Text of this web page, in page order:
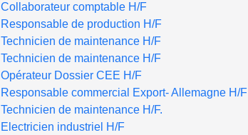
Collaborateur comptable H/F
Responsable de production H/F
Technicien de maintenance H/F
Technicien de maintenance H/F
Opérateur Dossier CEE H/F
Responsable commercial Export- Allemagne H/F
Technicien de maintenance H/F.
Electricien industriel H/F